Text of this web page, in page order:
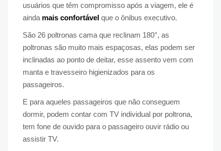
usuários que têm compromisso após a viagem, ele é
ainda mais confortável que o ônibus executivo.
São 26 poltronas cama que reclinam 180°, as
poltronas são muito mais espaçosas, elas podem ser
inclinadas ao ponto de deitar, esse assento vem com
manta e travesseiro higienizados para os
passageiros.
E para aqueles passageiros que não conseguem
dormir, podem contar com TV individual por poltrona,
tem fone de ouvido para o passageiro ouvir rádio ou
assistir TV.